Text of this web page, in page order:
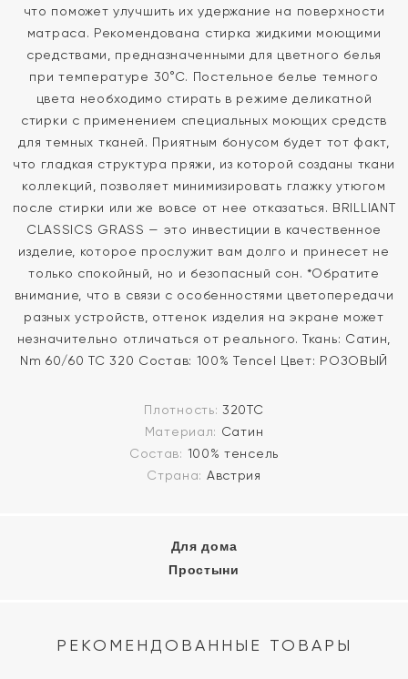
что поможет улучшить их удержание на поверхности
матраса. Рекомендована стирка жидкими моющими
средствами, предназначенными для цветного белья
при температуре 30°С. Постельное белье темного
цвета необходимо стирать в режиме деликатной
стирки с применением специальных моющих средств
для темных тканей. Приятным бонусом будет тот факт,
что гладкая структура пряжи, из которой созданы ткани
коллекций, позволяет минимизировать глажку утюгом
после стирки или же вовсе от нее отказаться. BRILLIANT
CLASSICS GRASS — это инвестиции в качественное
изделие, которое прослужит вам долго и принесет не
только спокойный, но и безопасный сон. *Обратите
внимание, что в связи с особенностями цветопередачи
разных устройств, оттенок изделия на экране может
незначительно отличаться от реального. Ткань: Сатин,
Nm 60/60 ТС 320 Состав: 100% Tencel Цвет: РОЗОВЫЙ
Плотность:320ТС
Материал: Сатин
Состав: 100% тенсель
Страна: Австрия
Для дома
Простыни
РЕКОМЕНДОВАННЫЕ ТОВАРЫ